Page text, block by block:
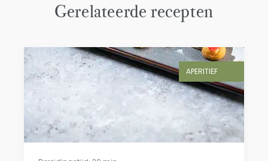
Gerelateerde recepten
APERITIEF